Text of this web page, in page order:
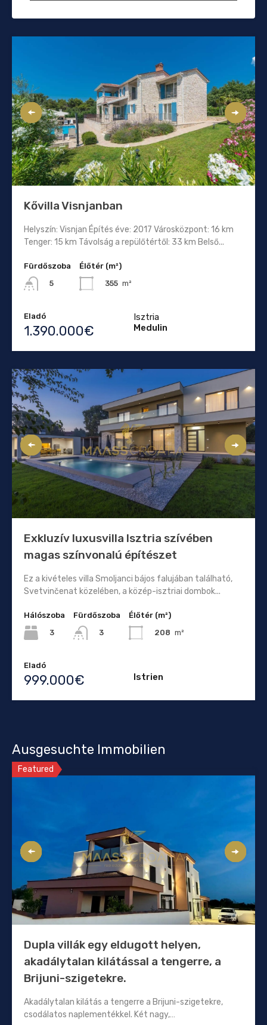
Kővilla Visnjanban
Helyszín: Visnjan Építés éve: 2017 Városközpont: 16 km
Tenger: 15 km Távolság a repülőtértől: 33 km Belső...
Fürdőszoba
5
Élőtér (m²)
355 m²
Eladó
1.390.000€
Isztria
Medulin
Exkluzív luxusvilla Isztria szívében
magas színvonalú építészet
Ez a kivételes villa Smoljanci bájos falujában található,
Svetvinčenat közelében, a közép-isztriai dombok...
Hálószoba
3
Fürdőszoba
3
Élőtér (m²)
208 m²
Eladó
999.000€ Istrien
Ausgesuchte Immobilien
Featured
Dupla villák egy eldugott helyen,
akadálytalan kilátással a tengerre, a
Brijuni-szigetekre.
Akadálytalan kilátás a tengerre a Brijuni-szigetekre,
csodálatos naplementékkel. Két nagy,…